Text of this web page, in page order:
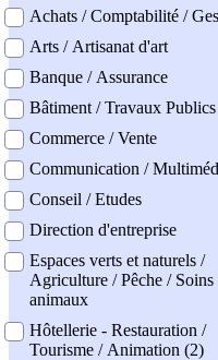
professionel
Achats / Comptabilité /
Arts / Artisanat d'art
Banque / Assurance
Bâtiment / Travaux Publics
Commerce / Vente
Communication /
Conseil / Etudes
Direction d'entreprise
Espaces verts et naturels /
Agriculture / Pêche / Soins
animaux
Hôtellerie - Restauration /
Tourisme / Animation (2)